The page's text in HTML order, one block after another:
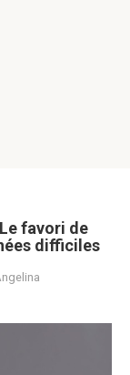
favori de
difficiles